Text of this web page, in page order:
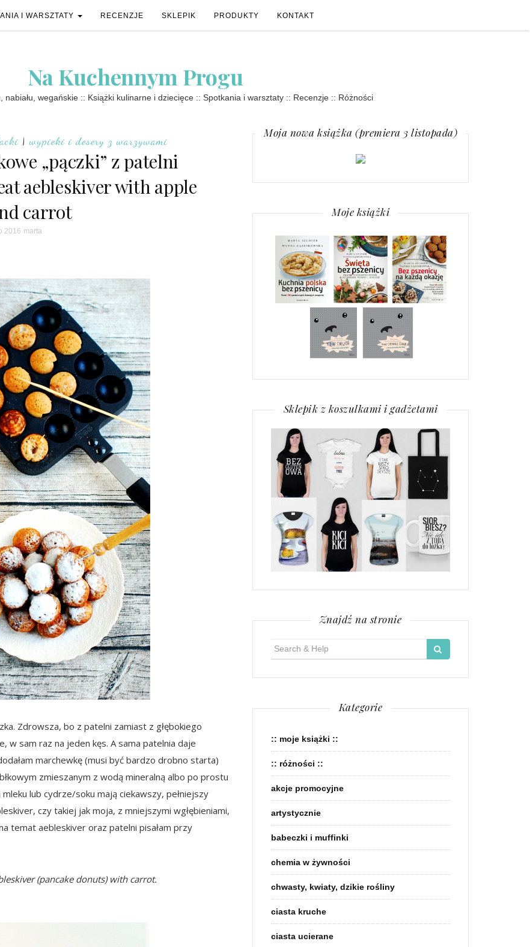
I WARSZTATY RECENZJE SKLEPIK PRODUKTY KONTAKT
Na Kuchennym Progu
nabiału, wegańskie :: Książki kulinarne i dziecięce :: Spotkania i warsztaty :: Recenzje :: Różności
| wypieki i desery z warzywami
„pączki” z patelni
aebleskiver with apple
carrot
2016 marta
Zdrowsza, bo z patelni zamiast z głębokiego
w sam raz na jeden kęs. A sama patelnia daje
marchewkę (musi być bardzo drobno starta)
zmieszanym z wodą mineralną albo po prostu
lub cydrze/soku mają ciekawszy, pełniejszy
czy takiej jak moja, z mniejszymi wgłębieniami,
temat aebleskiver oraz patelni pisałam przy
(pancake donuts) with carrot.
Moja nowa książka (premiera 3 listopada)
Moje książki
Sklepik z koszulkami i gadżetami
Znajdź na stronie
for:
Kategorie
:: moje książki ::
:: różności ::
akcje promocyjne
artystycznie
babeczki i muffinki
chemia w żywności
chwasty, kwiaty, dzikie rośliny
ciasta kruche
ciasta ucierane